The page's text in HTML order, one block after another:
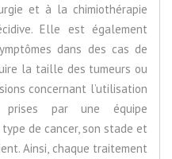
et à la chimiothérapie
Elle est également
dans des cas de
la taille des tumeurs ou
concernant l’utilisation
par une équipe
de cancer, son stade et
Ainsi, chaque traitement